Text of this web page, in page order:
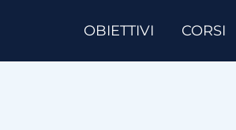
OBIETTIVI CORSI